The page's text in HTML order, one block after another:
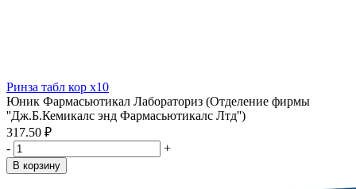
Ринза табл кор x10
Юник Фармасьютикал Лабораториз (Отделение фирмы
''Дж.Б.Кемикалс энд Фармасьютикалс Лтд'')
317.50 ₽
-
+
В корзину